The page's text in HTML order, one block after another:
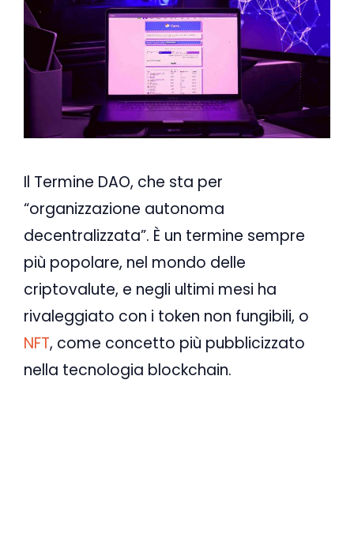
Il Termine DAO, che sta per
“organizzazione autonoma
decentralizzata”. È un termine sempre
più popolare, nel mondo delle
criptovalute, e negli ultimi mesi ha
rivaleggiato con i token non fungibili, o
NFT, come concetto più pubblicizzato
nella tecnologia blockchain.